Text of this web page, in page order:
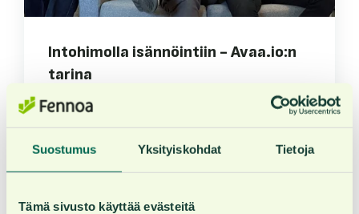
Suostumus Yksityiskohdat Tietoja
Tämä sivusto käyttää evästeitä
Intohimolla isännöintiin - Avaa.io:n
tarina
8.7.2026 15.38